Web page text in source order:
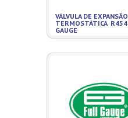
VÁLVULA DE EXPANSÃO
TERMOSTÁTICA
GAUGE